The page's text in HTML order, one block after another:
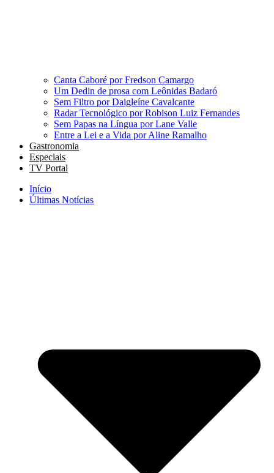
Canta Caboré por Fredson Camargo
Um Dedin de prosa com Leônidas Badaró
Sem Filtro por Daigleíne Cavalcante
Radar Tecnológico por Robison Luiz Fernandes
Sem Papas na Língua por Lane Valle
Entre a Lei e a Vida por Aline Ramalho
Gastronomia
Especiais
TV Portal
Início
Últimas Notícias